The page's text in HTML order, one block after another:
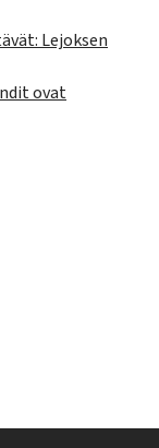
Lejoksen
ovat